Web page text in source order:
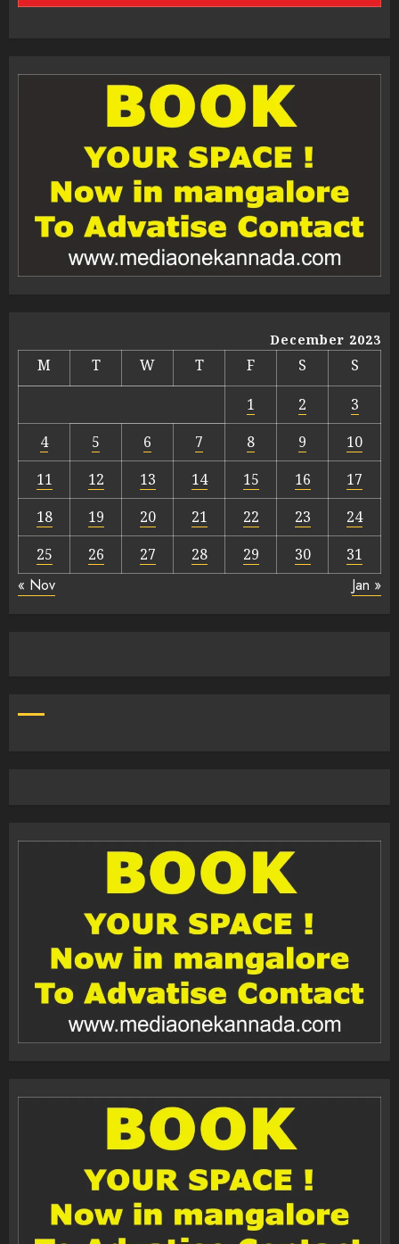
December 2023
M T W T F S
S
1
2
3
4
5 6 7 8 9
10
11
12 13 14 15 16
17
18
19 20 21 22 23
24
25
26 27 28 29 30 31
« Nov Jan »